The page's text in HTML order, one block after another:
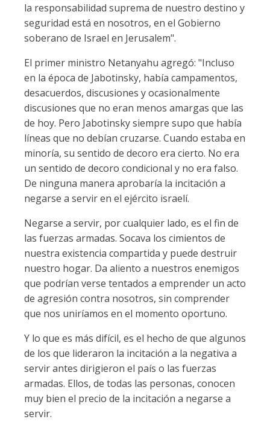
la responsabilidad suprema de nuestro destino y
seguridad está en nosotros, en el Gobierno
soberano de Israel en Jerusalem".
El primer ministro Netanyahu agregó: "Incluso
en la época de Jabotinsky, había campamentos,
desacuerdos, discusiones y ocasionalmente
discusiones que no eran menos amargas que las
de hoy. Pero Jabotinsky siempre supo que había
líneas que no debían cruzarse. Cuando estaba en
minoría, su sentido de decoro era cierto. No era
un sentido de decoro condicional y no era falso.
De ninguna manera aprobaría la incitación a
negarse a servir en el ejército israelí.
Negarse a servir, por cualquier lado, es el fin de
las fuerzas armadas. Socava los cimientos de
nuestra existencia compartida y puede destruir
nuestro hogar. Da aliento a nuestros enemigos
que podrían verse tentados a emprender un acto
de agresión contra nosotros, sin comprender
que nos uniríamos en el momento oportuno.
Y lo que es más difícil, es el hecho de que algunos
de los que lideraron la incitación a la negativa a
servir antes dirigieron el país o las fuerzas
armadas. Ellos, de todas las personas, conocen
muy bien el precio de la incitación a negarse a
servir.